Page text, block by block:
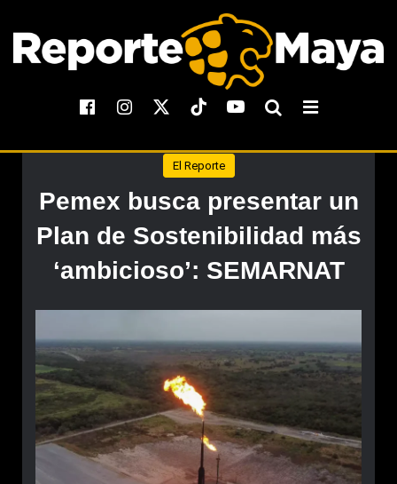
El Reporte
Pemex busca presentar un
Plan de Sostenibilidad más
‘ambicioso’: SEMARNAT